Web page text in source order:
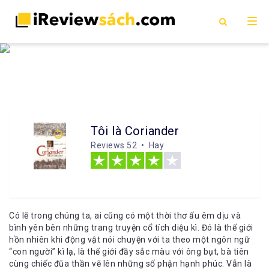
Tôi là Coriander
Reviews 52 • Hay
Có lẽ trong chúng ta, ai cũng có một thời thơ ấu êm dịu và
bình yên bên những trang truyện cổ tích diệu kì. Đó là thế giới
hồn nhiên khi động vật nói chuyện với ta theo một ngôn ngữ
“con người” kì lạ, là thế giới đầy sắc màu với ông bụt, bà tiên
cùng chiếc đũa thần vẽ lên những số phận hạnh phúc. Vẫn là